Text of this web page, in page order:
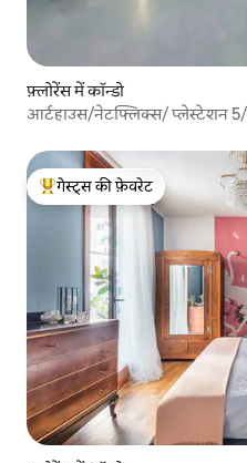
फ़्लोरेंस में कॉन्डो
आर्टहाउस/नेटफ्लिक्स/ प्लेस्टेशन
गेस्ट्स का टॉप फ़ेवरेट
गेस्ट्स की फ़ेवरेट